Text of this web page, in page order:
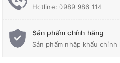
Hotline:0989 986 114
Sản phẩm chính hãng
Sản phẩm nhập khẩu chính